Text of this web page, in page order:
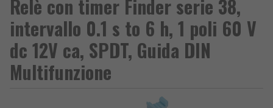
Relè con timer Finder serie 38,
intervallo 0.1 s to 6 h, 1 poli 60 V
dc 12V ca, SPDT, Guida DIN
Multifunzione